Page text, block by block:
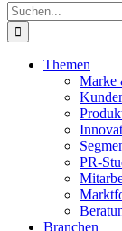
Suche
nach:
Themen
Marke
PR-
Branchen